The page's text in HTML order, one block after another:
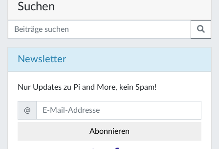
Suchen
Newsletter
Nur Updates zu Pi and More, kein Spam!
@